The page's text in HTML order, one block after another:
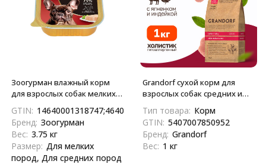
Зоогурман влажный корм
для взрослых собак мелких и
- 100 г x 15 шт
GTIN: 14640001318747;4640001318740
Бренд: Зоогурман
Вес: 3.75 кг
Размер: Для мелких
пород, Для средних пород
Grandorf сухой корм для
взрослых собак средних и
индейкой - 1 кг
Тип товара: Корм
GTIN: 5407007850952
Бренд: Grandorf
Вес: 1 кг